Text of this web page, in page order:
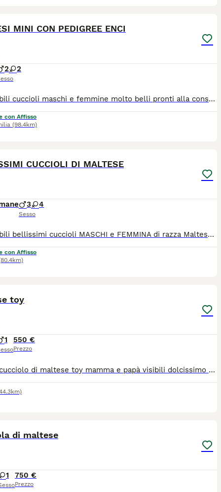
MINI CON PEDIGREE ENCI
2 2
Disponibili cuccioli maschi e femmine molto belli pronti alla consegna alla nuova famiglia. I cuccioli che noi proponiamo sono tutti nati rigorosamente presso il nostro allevamento riconosciuto ENCI e FCI di cui sono visibili i genitori. I cani vengono consegnati dopo i 3 mesi di età con: ✔️ Pedigree ENCI e documentazione sanitaria completa ✔️Microchip inserito, quindi già iscritto all'anagrafe canina ✔️ Ciclo di vaccinazioni completo ✔️ Sverminazione ✔️ Libretto sanitario ✔️ Abituati a fare i bisogni sulla traversina assorbente ✔️Mangiano crocchette secche 📍 Vieni a conoscerci 👉 Noi siamo l’Allevamento della Famiglia Contarini e ci troviamo a Solarolo in Emilia Romagna... molto vicino a Imola! 🏡 Visite in allevamento tutti i giorni PREVIO APPUNTAMENTO TELEFONICO! 🚚 CONSEGNE in tutta Italia. 💳 Possibilità di pagamento a rate. Contattaci per maggiori informazioni! 📞 TEL. 3 3 8 6 3 0 3 1 0 8 (Se il numero non è visibile, clicca in alto a destra su “Mostra numero”) 🌐 SITO www.canimaltesi.it 📸 INSTAGRAM: @allevamentofamigliacontarini
con Affisso
(98.4km)
CUCCIOLI DI MALTESE
3 4
Sesso
Disponibili bellissimi cuccioli MASCHI e FEMMINA di razza Maltese. I nostri cuccioli sono nati presso il nostro allevamento riconosciuto ENCI e FCI in ambiente sano e curato. In allevamento dove potrete anche vedere e conoscere i genitori. Ogni cucciolo viene consegnato dai 3 mesi di età con: ✔️ Pedigree ENCI (fondamentale per certificare la razza, l'allevatore e garantire che non siano consanguinei) ✔️Microchip inserito, quindi già iscritto all'anagrafe canina ✔️Vaccinazioni complete ✔️Sverminazione effettuata ✔️ Libretto sanitario ✔️Abituati a fare i bisogni sulla traversina assorbente ✔️ Mangiano crocchette secche 📍 Vieni a conoscerci 👉 Noi siamo l’Allevamento della Famiglia Contarini e ci troviamo a Solarolo in Emilia Romagna... molto vicino a Imola! 🏡 Visite in allevamento tutti i giorni PREVIO APPUNTAMENTO TELEFONICO! 🚚 CONSEGNE in tutta Italia. 💳 Possibilità di pagamento in piccole COMODE RATE. Contattaci per maggiori informazioni! 📞 TEL. 3 3 8 6 3 0 3 1 0 8 (Se il numero non è visibile, clicca in alto a destra su “Mostra numero”) 🌐 SITO www.canimaltesi.it 📸 INSTAGRAM: @allevamentofamigliacontarini
con Affisso
toy
1 550 €
Prezzo
Ultimo cucciolo di maltese toy mamma e papà visibili dolcissimo abituato alla traversina e svezzato
di maltese
1 750 €
Prezzo